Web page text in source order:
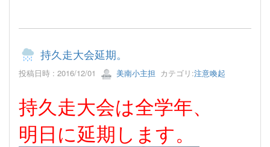
持久走大会延期。
投稿日時 : 2016/12/01 美南小主担 カテゴリ:注意喚起
持久走大会は全学年、
明日に延期します。